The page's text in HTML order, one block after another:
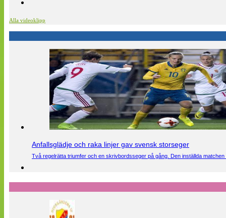
Alla videoklipp
Anfallsglädje och raka linjer gav svensk storseger
Två regelrätta triumfer och en skrivbordsseger på gång. Den inställda